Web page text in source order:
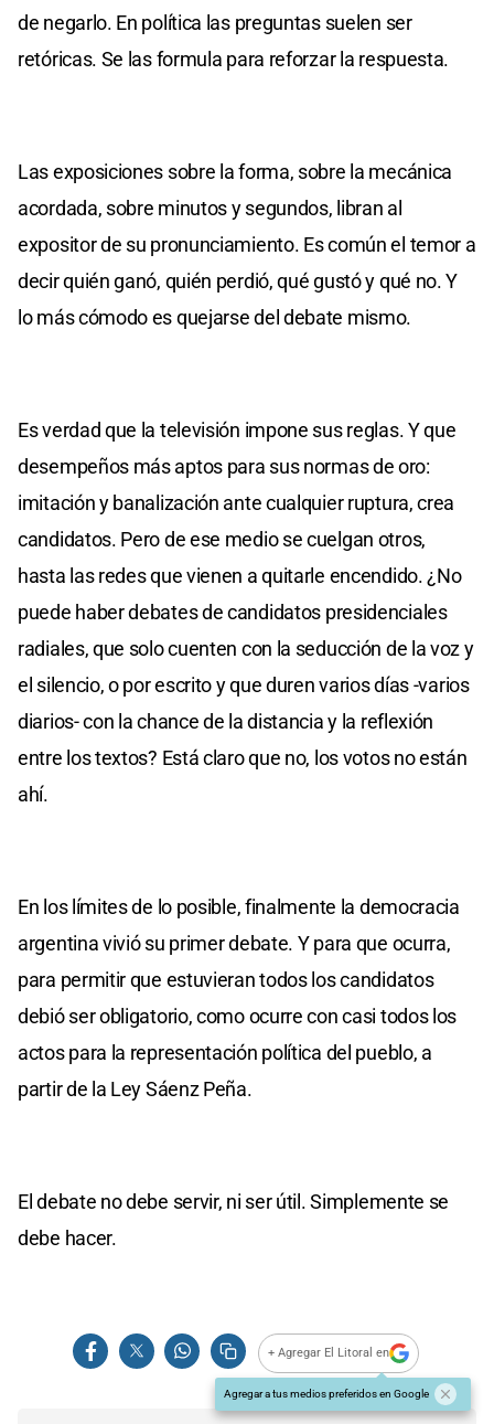
de negarlo. En política las preguntas suelen ser
retóricas. Se las formula para reforzar la respuesta.
Las exposiciones sobre la forma, sobre la mecánica
acordada, sobre minutos y segundos, libran al
expositor de su pronunciamiento. Es común el temor a
decir quién ganó, quién perdió, qué gustó y qué no. Y
lo más cómodo es quejarse del debate mismo.
Es verdad que la televisión impone sus reglas. Y que
desempeños más aptos para sus normas de oro:
imitación y banalización ante cualquier ruptura, crea
candidatos. Pero de ese medio se cuelgan otros,
hasta las redes que vienen a quitarle encendido. ¿No
puede haber debates de candidatos presidenciales
radiales, que solo cuenten con la seducción de la voz y
el silencio, o por escrito y que duren varios días -varios
diarios- con la chance de la distancia y la reflexión
entre los textos? Está claro que no, los votos no están
ahí.
En los límites de lo posible, finalmente la democracia
argentina vivió su primer debate. Y para que ocurra,
para permitir que estuvieran todos los candidatos
debió ser obligatorio, como ocurre con casi todos los
actos para la representación política del pueblo, a
partir de la Ley Sáenz Peña.
El debate no debe servir, ni ser útil. Simplemente se
debe hacer.
+ Agregar El Litoral en
Agregar a tus medios preferidos en Google